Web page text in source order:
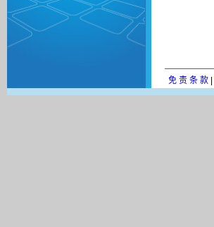
免 责 条 款|